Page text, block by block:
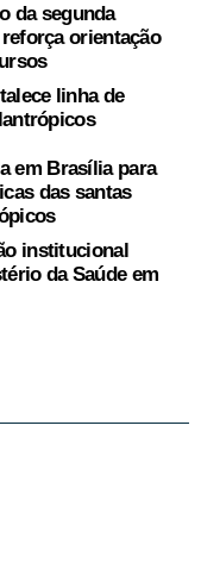
da segunda
reforça orientação
linha de
em Brasília para
das santas
institucional
da Saúde em